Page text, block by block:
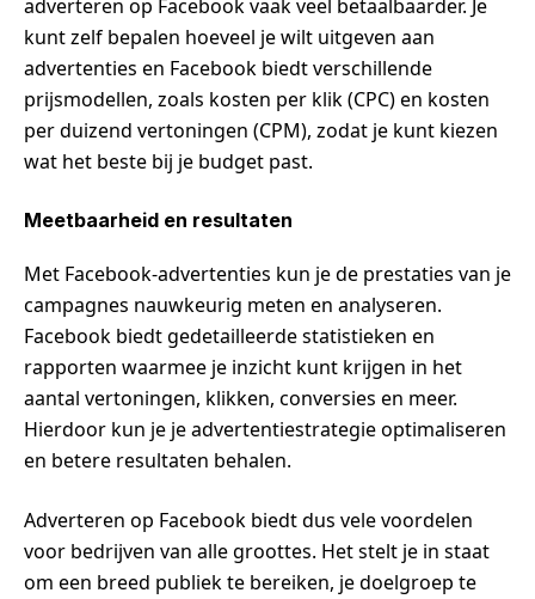
adverteren op Facebook vaak veel betaalbaarder. Je
kunt zelf bepalen hoeveel je wilt uitgeven aan
advertenties en Facebook biedt verschillende
prijsmodellen, zoals kosten per klik (CPC) en kosten
per duizend vertoningen (CPM), zodat je kunt kiezen
wat het beste bij je budget past.
Meetbaarheid en resultaten
Met Facebook-advertenties kun je de prestaties van je
campagnes nauwkeurig meten en analyseren.
Facebook biedt gedetailleerde statistieken en
rapporten waarmee je inzicht kunt krijgen in het
aantal vertoningen, klikken, conversies en meer.
Hierdoor kun je je advertentiestrategie optimaliseren
en betere resultaten behalen.
Adverteren op Facebook biedt dus vele voordelen
voor bedrijven van alle groottes. Het stelt je in staat
om een breed publiek te bereiken, je doelgroep te